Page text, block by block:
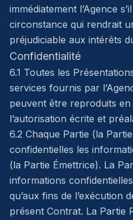
immédiatement l’Agence
circonstance qui rendrait
préjudiciable aux intérêts
Confidentialité
6.1 Toutes les
services fournis par
peuvent être reproduits
l’autorisation écrite et
6.2 Chaque Partie (la
confidentielles les
(la Partie Émettrice). La
informations
qu’aux fins de l’exécution
présent Contrat. La Partie